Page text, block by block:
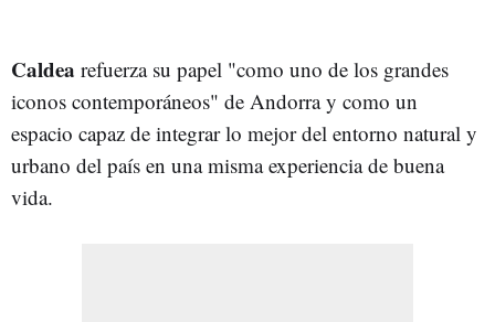
Caldea refuerza su papel "como uno de los grandes
iconos contemporáneos" de Andorra y como un
espacio capaz de integrar lo mejor del entorno natural y
urbano del país en una misma experiencia de buena
vida.